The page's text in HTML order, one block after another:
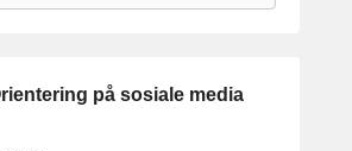
på sosiale media